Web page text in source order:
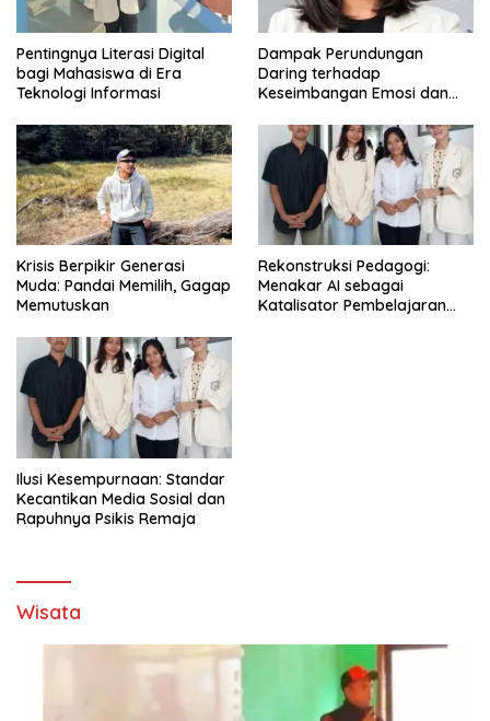
Pentingnya Literasi Digital
bagi Mahasiswa di Era
Teknologi Informasi
Dampak Perundungan
Daring terhadap
Keseimbangan Emosi dan
Krisis Berpikir Generasi
Muda: Pandai Memilih, Gagap
Memutuskan
Rekonstruksi Pedagogi:
Menakar AI sebagai
Katalisator Pembelajaran
Ilusi Kesempurnaan: Standar
Kecantikan Media Sosial dan
Rapuhnya Psikis Remaja
Wisata